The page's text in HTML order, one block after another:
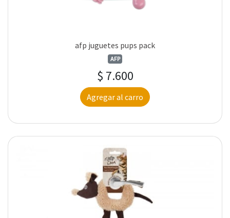
afp juguetes pups pack
AFP
$ 7.600
Agregar al carro